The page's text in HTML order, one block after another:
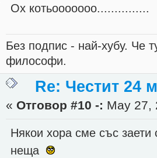
Ох котьооооооо...............
Без подпис - най-хубу. Че
философи.
Re: Честит 24
« Отговор #10 -: May 27,
Някои хора сме със
неща